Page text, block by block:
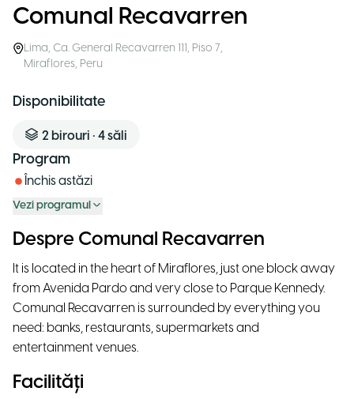
Comunal Recavarren
Lima, Ca. General Recavarren 111, Piso 7,
Miraflores, Peru
Disponibilitate
2 birouri • 4săli
Program
Închis astăzi
Vezi programul
Despre Comunal Recavarren
It is located in the heart of Miraflores, just one block away
from Avenida Pardo and very close to Parque Kennedy.
Comunal Recavarren is surrounded by everything you
need: banks, restaurants, supermarkets and
entertainment venues.
Facilități